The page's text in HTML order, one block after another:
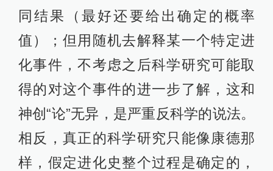
同结果（最好还要给出确定的概率
值）；但用随机去解释某一个特定进
化事件，不考虑之后科学研究可能取
得的对这个事件的进一步了解，这和
神创“论”无异，是严重反科学的说法。
相反，真正的科学研究只能像康德那
样，假定进化史整个过程是确定的，